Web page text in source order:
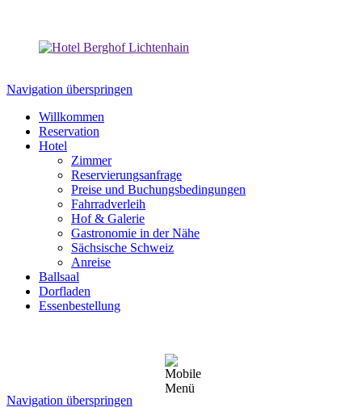
Navigation überspringen
Willkommen
Reservation
Hotel
Zimmer
Reservierungsanfrage
Preise und Buchungsbedingungen
Fahrradverleih
Hof & Galerie
Gastronomie in der Nähe
Sächsische Schweiz
Anreise
Ballsaal
Dorfladen
Essenbestellung
Navigation überspringen